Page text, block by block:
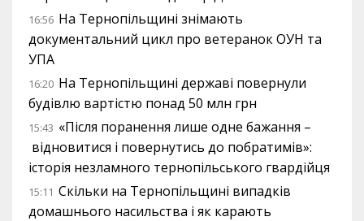
16:56 На Тернопільщині знімають
документальний цикл про ветеранок ОУН та
УПА
16:20 На Тернопільщині державі повернули
будівлю вартістю понад 50 млн грн
15:43 «Після поранення лише одне бажання –
відновитися і повернутись до побратимів»:
історія незламного тернопільського гвардійця
15:11 Скільки на Тернопільщині випадків
домашнього насильства і як карають